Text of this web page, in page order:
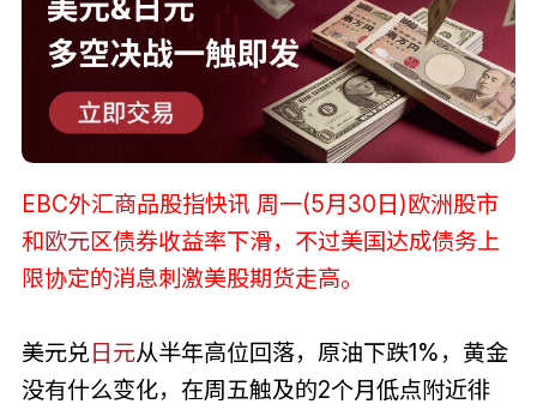
EBC外汇商品股指快讯 周一(5月30日)欧洲股市
和欧元区债券收益率下滑，不过美国达成债务上
限协定的消息刺激美股期货走高。
美元兑日元从半年高位回落，原油下跌1%，黄金
没有什么变化，在周五触及的2个月低点附近徘